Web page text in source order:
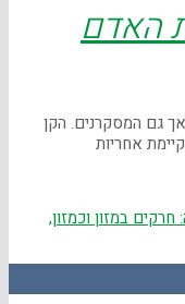
האדם
גם המסקרנים. הקן
אחריות